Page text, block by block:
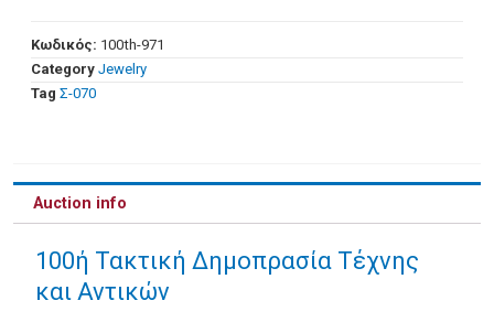
Κωδικός: 100th-971
Category Jewelry
Tag Σ-070
Auction info
100ή Τακτική Δημοπρασία Τέχνης
και Αντικών